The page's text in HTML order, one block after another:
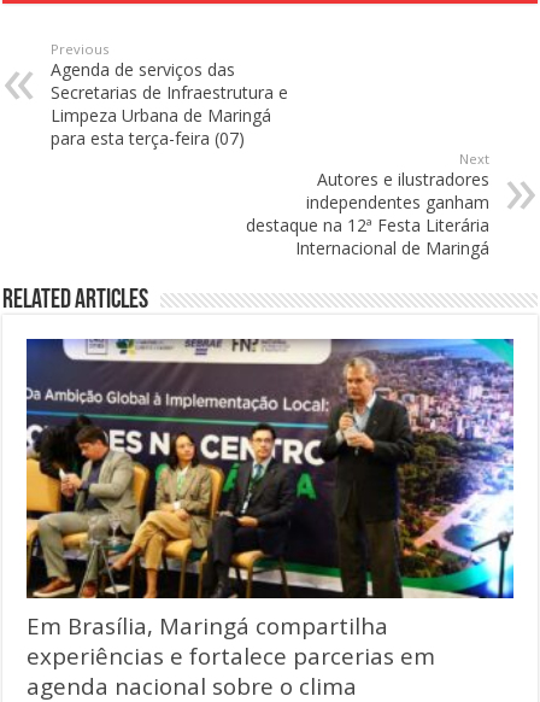
Previous
Agenda de serviços das
Secretarias de Infraestrutura e
Limpeza Urbana de Maringá
para esta terça-feira (07)
Next
Autores e ilustradores
independentes ganham
destaque na 12ª Festa Literária
Internacional de Maringá
Related Articles
Em Brasília, Maringá compartilha
experiências e fortalece parcerias em
agenda nacional sobre o clima